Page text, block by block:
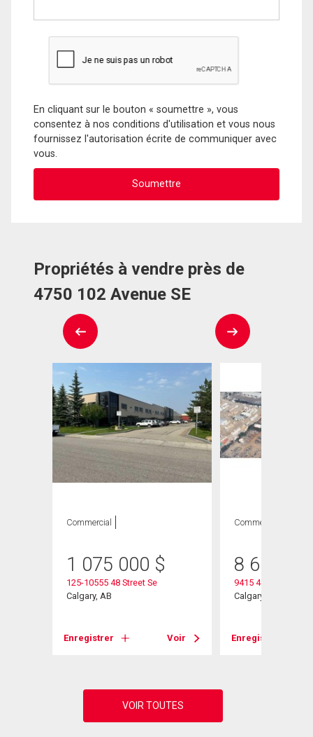
En cliquant sur le bouton « soumettre », vous
consentez à nos conditions d'utilisation et vous nous
fournissez l'autorisation écrite de communiquer avec
vous.
Propriétés à vendre près de
4750 102 Avenue SE
Commercial
1 075 000 $
125-10555 48 Street Se
Calgary, AB
Enregistrer Voir
Commercial
8 600
9415 48 Street Se
Calgary, AB
Enregistrer